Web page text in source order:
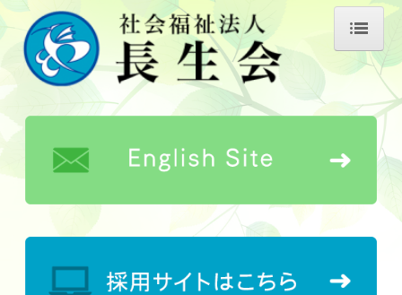
ホーム
長生会について
理事長あいさつ
事業所概要
情報公開